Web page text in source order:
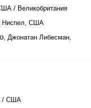
/ Великобритания
Ниспел, США
, Джонатан Либесман,
/ США